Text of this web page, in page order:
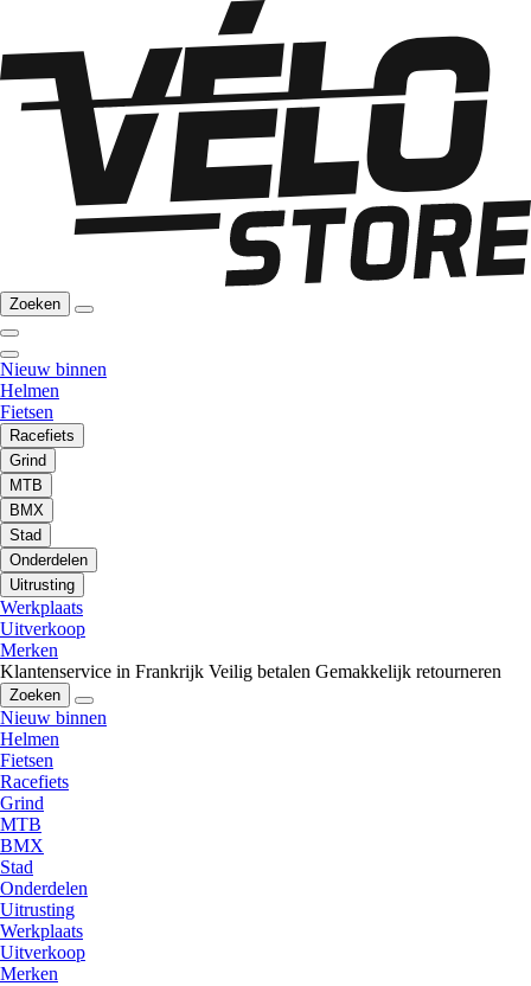
Zoeken
Nieuw binnen
Helmen
Fietsen
Racefiets
Grind
MTB
BMX
Stad
Onderdelen
Uitrusting
Werkplaats
Uitverkoop
Merken
Klantenservice in Frankrijk Veilig betalen Gemakkelijk retourneren
Zoeken
Nieuw binnen
Helmen
Fietsen
Racefiets
Grind
MTB
BMX
Stad
Onderdelen
Uitrusting
Werkplaats
Uitverkoop
Merken